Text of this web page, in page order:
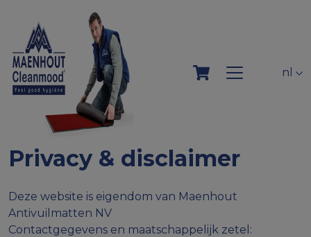
nl
Privacy & disclaimer
Deze website is eigendom van Maenhout
Antivuilmatten NV
Contactgegevens en maatschappelijk zetel: